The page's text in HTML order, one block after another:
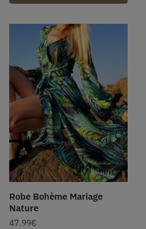
Robe Bohème Mariage
Nature
47.99€